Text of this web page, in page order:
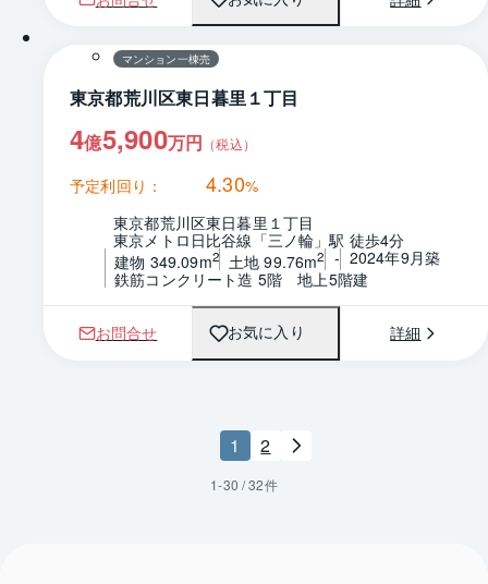
1 / 0
マンション一棟売
東京都荒川区東日暮里１丁目
4億5,900万円 （税込）
予定利回り： 4.30%
東京都荒川区東日暮里１丁目
東京メトロ日比谷線「三ノ輪」駅 徒歩4分
建物 349.09m2 土地 99.76m2 - 2024年9月築
鉄筋コンクリート造 5階　地上5階建
お問合せ お気に入り 詳細
1 2
1-30 /32件